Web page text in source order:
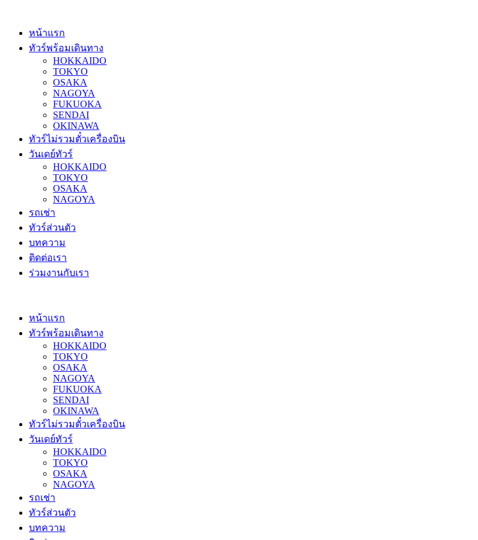
หน้าแรก
ทัวร์พร้อมเดินทาง
HOKKAIDO
TOKYO
OSAKA
NAGOYA
FUKUOKA
SENDAI
OKINAWA
ทัวร์ไม่รวมตั๋วเครื่องบิน
วันเดย์ทัวร์
HOKKAIDO
TOKYO
OSAKA
NAGOYA
รถเช่า
ทัวร์ส่วนตัว
บทความ
ติดต่อเรา
ร่วมงานกับเรา
หน้าแรก
ทัวร์พร้อมเดินทาง
HOKKAIDO
TOKYO
OSAKA
NAGOYA
FUKUOKA
SENDAI
OKINAWA
ทัวร์ไม่รวมตั๋วเครื่องบิน
วันเดย์ทัวร์
HOKKAIDO
TOKYO
OSAKA
NAGOYA
รถเช่า
ทัวร์ส่วนตัว
บทความ